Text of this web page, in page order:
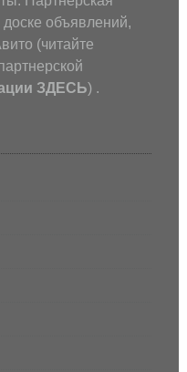
объявлений,
(читайте
ЗДЕСЬ) .